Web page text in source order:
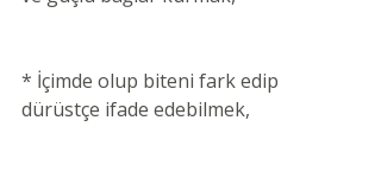
* İçimde olup biteni fark edip
dürüstçe ifade edebilmek,